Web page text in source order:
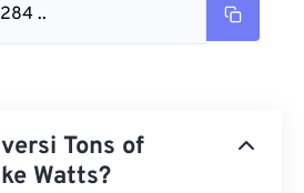
..
Tons of
Watts?